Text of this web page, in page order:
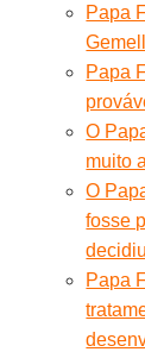
Papa
Papa
O
muito
O
fosse
Papa